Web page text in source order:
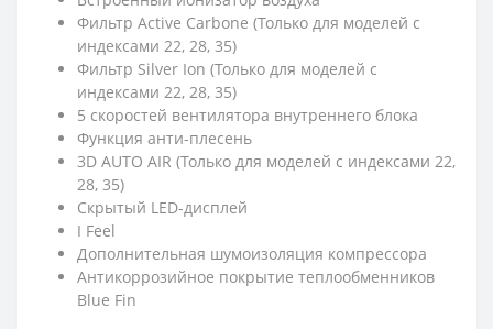
Фильтр Active Carbone (Только для моделей с
индексами 22, 28, 35)
Фильтр Silver Ion (Только для моделей с
индексами 22, 28, 35)
5 скоростей вентилятора внутреннего блока
Функция анти-плесень
3D AUTO AIR (Только для моделей с индексами 22,
28, 35)
Скрытый LED-дисплей
I Feel
Дополнительная шумоизоляция компрессора
Антикоррозийное покрытие теплообменников
Blue Fin